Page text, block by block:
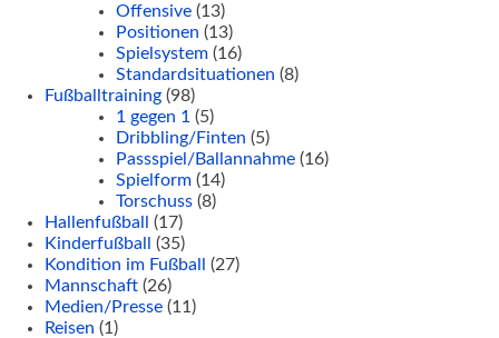
Offensive (13)
Positionen (13)
Spielsystem (16)
Standardsituationen (8)
Fußballtraining (98)
1 gegen 1 (5)
Dribbling/Finten (5)
Passspiel/Ballannahme (16)
Spielform (14)
Torschuss (8)
Hallenfußball
(17)
Kinderfußball
(35)
Kondition im Fußball
(27)
Mannschaft (26)
Medien/Presse (11)
Reisen (1)